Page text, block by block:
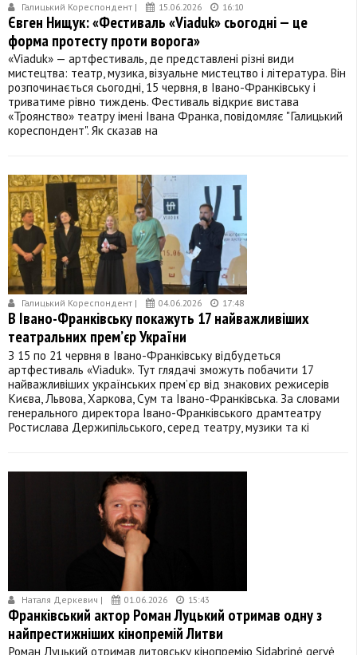
Галицький Кореспондент | 15.06.2026 16:10
Євген Нищук: «Фестиваль «Viaduk» сьогодні — це
форма протесту проти ворога»
«Viaduk» — артфестиваль, де представлені різні види
мистецтва: театр, музика, візуальне мистецтво і література. Він
розпочинається сьогодні, 15 червня, в Івано-Франківську і
триватиме рівно тиждень. Фестиваль відкриє вистава
«Троянство» театру імені Івана Франка, повідомляє "Галицький
кореспондент". Як сказав на
Галицький Кореспондент | 04.06.2026 17:48
В Івано-Франківську покажуть 17 найважливіших
театральних прем’єр України
З 15 по 21 червня в Івано-Франківську відбудеться
артфестиваль «Viaduk». Тут глядачі зможуть побачити 17
найважливіших українських прем’єр від знакових режисерів
Києва, Львова, Харкова, Сум та Івано-Франківська. За словами
генерального директора Івано-Франківського драмтеатру
Ростислава Держипільського, серед театру, музики та кі
Наталя Деркевич | 01.06.2026 15:43
Франківський актор Роман Луцький отримав одну з
найпрестижніших кінопремій Литви
Роман Луцький отримав литовську кінопремію Sidabrinė gervė